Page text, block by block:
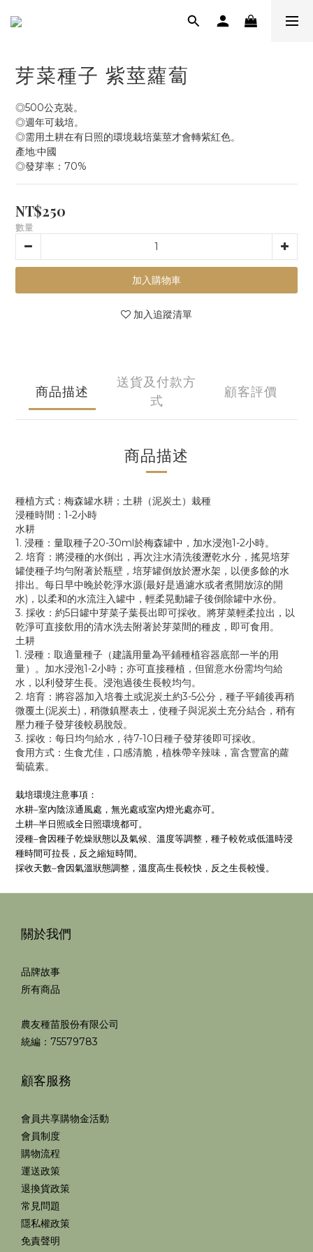
芽菜種子 紫莖蘿蔔
◎500公克裝。
◎週年可栽培。
◎需用土耕在有日照的環境栽培葉莖才會轉紫紅色。
產地:中國
◎發芽率：70%
NT$250
數量
加入購物車
加入追蹤清單
商品描述
送貨及付款方
式
顧客評價
商品描述
種植方式：梅森罐水耕；土耕（泥炭土）栽種
浸種時間： 1-2小時
水耕
1. 浸種：量取種子20-30ml於梅森罐中，加水浸泡1-2小時。
2. 培育：將浸種的水倒出， 再次注水清洗後瀝乾水分， 搖晃培芽
罐使種子均勻附著於瓶壁，培芽罐倒放於瀝水架，以便多餘的水
排出。每日早中晚於乾淨水源(最好是過濾水或者煮開放涼的開
水) ，以柔和的水流注入罐中，輕柔晃動罐子後倒除罐中水份。
3. 採收：約5日罐中芽菜子葉長出即可採收。將芽菜輕柔拉出，以
乾淨可直接飲用的清水洗去附著於芽菜間的種皮，即可食用。
土耕
1. 浸種：取適量種子（建議用量為平鋪種植容器底部一半的用
量）。加水浸泡1-2小時；亦可直接種植，但留意水份需均勻給
水，以利發芽生長。浸泡過後生長較均勻。
2. 培育：將容器加入培養土或泥炭土約3-5公分，種子平鋪後再稍
微覆土(泥炭土) ，稍微鎮壓表土 ，使種子與泥炭土充分結合， 稍有
壓力種子發芽後較易脫殼。
3. 採收：每日均勻給水，待7-10日種子發芽後即可採收。
食用方式：生食尤佳，口感清脆，植株帶辛辣味，富含豐富的蘿
蔔硫素。
栽培環境注意事項：
水耕–室內陰涼通風處，無光處或室內燈光處亦可。
土耕–半日照或全日照環境都可。
浸種–會因種子乾燥狀態以及氣候、溫度等調整 ，種子較乾或低溫時浸
種時間可拉長，反之縮短時間。
採收天數–會因氣溫狀態調整，溫度高生長較快，反之生長較慢。
關於我們
品牌故事
所有商品
農友種苗股份有限公司
統編：75579783
顧客服務
會員共享購物金活動
會員制度
購物流程
運送政策
退換貨政策
常見問題
隱私權政策
免責聲明